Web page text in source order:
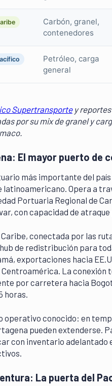
Carbón, granel,
contenedores
Petróleo, carga
general
Supertransportey reportes
por su mix de granel y
El mayor puerto de
más importante del
Opera a
Portuaria Regional de
con capacidad de
conectada por las
de redistribución para
exportaciones hacia
Centroamérica. La
por carretera hacia
horas.
operativo conocido: en
pueden extenderse.
con inventario adelantado
La puerta del